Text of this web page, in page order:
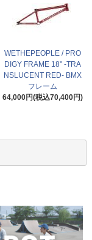
WETHEPEOPLE / PRO
DIGY FRAME 18" -TRA
NSLUCENT RED- BMX
フレーム
64,000円(税込70,400円)